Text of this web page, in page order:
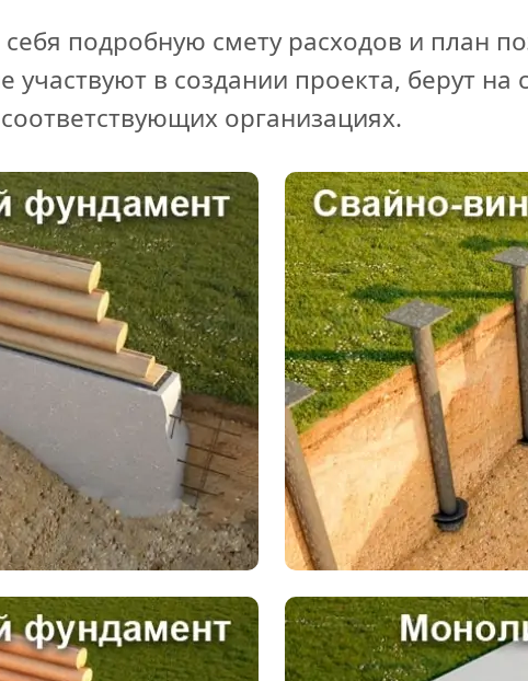
подробную смету расходов и план
в создании проекта, берут на
организациях.